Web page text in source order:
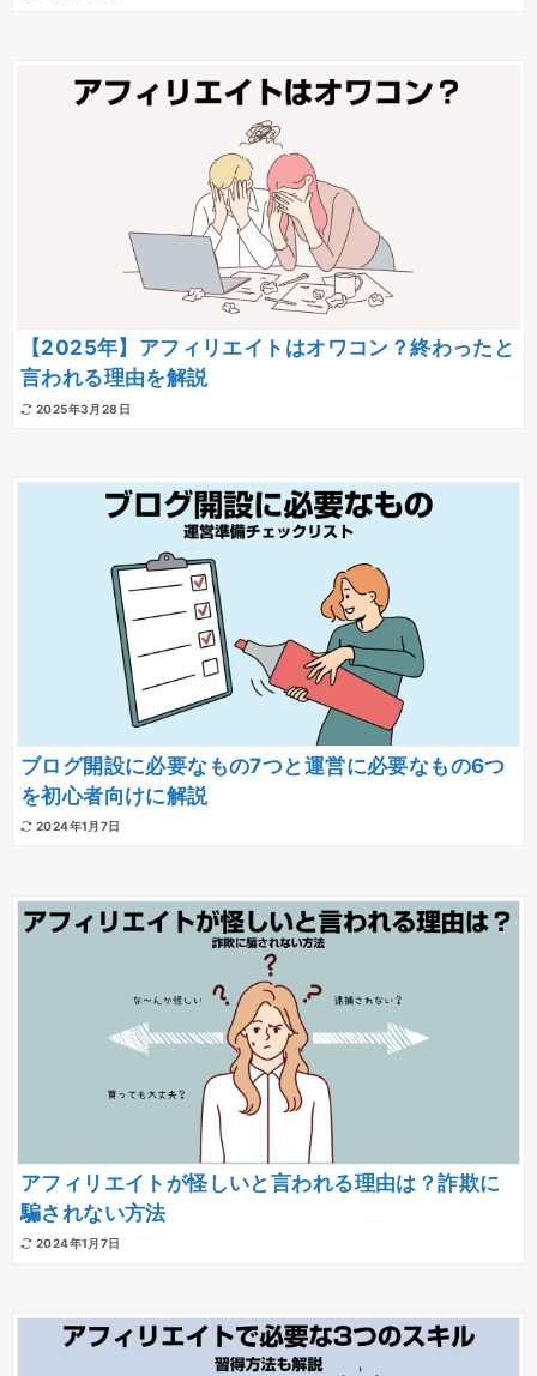
【2025年】アフィリエイトはオワコン？終わったと
言われる理由を解説
2025年3月28日
ブログ開設に必要なもの7つと運営に必要なもの6つ
を初心者向けに解説
2024年1月7日
アフィリエイトが怪しいと言われる理由は？詐欺に
騙されない方法
2024年1月7日